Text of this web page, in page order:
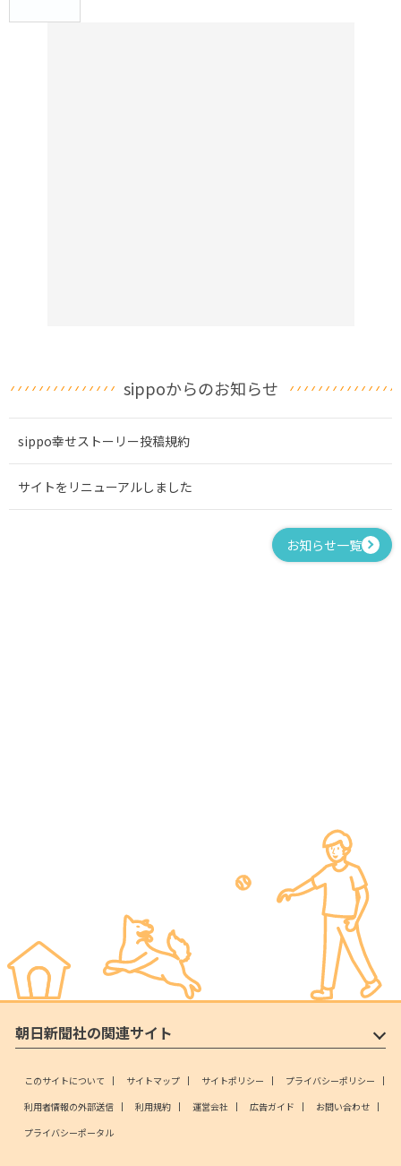
sippoからのお知らせ
sippo幸せストーリー投稿規約
サイトをリニューアルしました
お知らせ一覧
朝日新聞社の関連サイト
このサイトについて サイトマップ サイトポリシー
プライバシーポリシー
利用者情報の外部送信
利用規約 運営会社 広告ガイド
お問い合わせ
プライバシーポータル